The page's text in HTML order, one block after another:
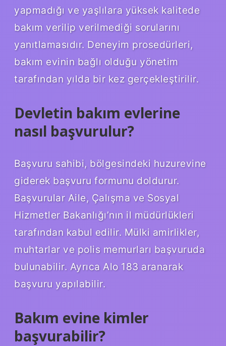
yapmadığı ve yaşlılara yüksek kalitede
bakım verilip verilmediği sorularını
yanıtlamasıdır. Deneyim prosedürleri,
bakım evinin bağlı olduğu yönetim
tarafından yılda bir kez gerçekleştirilir.
Devletin bakım evlerine
nasıl başvurulur?
Başvuru sahibi, bölgesindeki huzurevine
giderek başvuru formunu doldurur.
Başvurular Aile, Çalışma ve Sosyal
Hizmetler Bakanlığı’nın il müdürlükleri
tarafından kabul edilir. Mülki amirlikler,
muhtarlar ve polis memurları başvuruda
bulunabilir. Ayrıca Alo 183 aranarak
başvuru yapılabilir.
Bakım evine kimler
başvurabilir?